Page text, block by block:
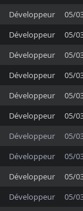
Développeur
05/
Développeur
05/
Développeur
05/
Développeur
05/
Développeur
05/
Développeur
05/
Développeur
05/
Développeur
05/
Développeur
05/
Développeur
05/